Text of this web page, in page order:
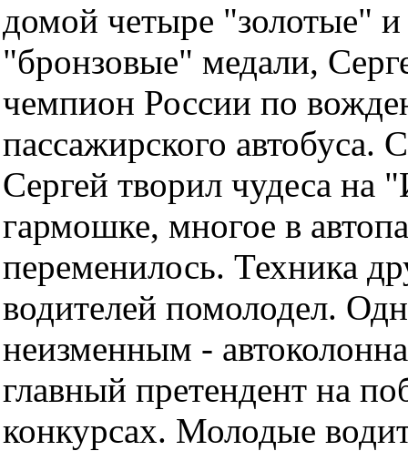
домой четыре "золотые"
"бронзовые" медали,
чемпион России по
пассажирского автобуса.
Сергей творил чудеса на
гармошке, многое в
переменилось. Техника
водителей помолодел.
неизменным -
главный претендент на
конкурсах. Молодые